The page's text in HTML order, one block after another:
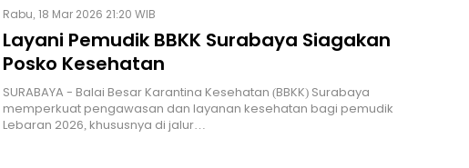
Rabu, 18 Mar 2026 21:20 WIB
Layani Pemudik BBKK Surabaya Siagakan
Posko Kesehatan
SURABAYA - Balai Besar Karantina Kesehatan (BBKK) Surabaya
memperkuat pengawasan dan layanan kesehatan bagi pemudik
Lebaran 2026, khususnya di jalur…